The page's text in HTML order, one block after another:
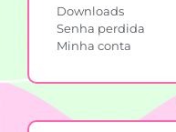
Downloads
Senha perdida
Minha conta